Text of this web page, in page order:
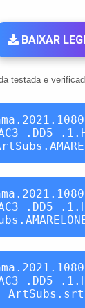
BAIXAR
testada e